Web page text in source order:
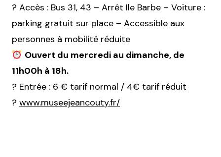
? Accès : Bus 31, 43 – Arrêt Ile Barbe – Voiture :
parking gratuit sur place – Accessible aux
personnes à mobilité réduite
Ouvert du mercredi au dimanche, de
11h00h à 18h.
? Entrée : 6 € tarif normal / 4€ tarif réduit
? www.museejeancouty.fr/